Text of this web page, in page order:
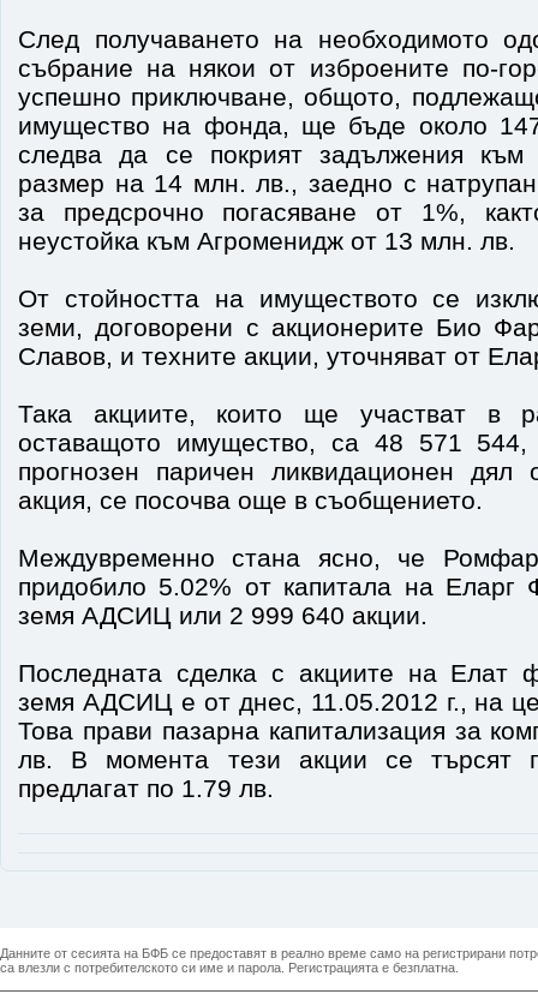
След получаването на необходимото
събрание на някои от изброените по-
успешно приключване, общото,
имущество на фонда, ще бъде около
следва да се покрият задължения към
размер на 14 млн. лв., заедно с
за предсрочно погасяване от 1%,
неустойка към Агроменидж от 13 млн. лв.
От стойността на имуществото се
земи, договорени с акционерите Био
Славов, и техните акции, уточняват от
Така акциите, които ще участват в
оставащото имущество, са 48 571 544,
прогнозен паричен ликвидационен
акция, се посочва още в съобщението.
Междувременно стана ясно, че
придобило 5.02% от капитала на Еларг
земя АДСИЦ или 2 999 640 акции.
Последната сделка с акциите на Елат
земя АДСИЦ е от днес, 11.05.2012 г., на
Това прави пазарна капитализация за
лв. В момента тези акции се
предлагат по 1.79 лв.
Данните от сесията на БФБ се предоставят в реално време само на регистрирани
са влезли с потребителското си име и парола. Регистрацията е безплатна.